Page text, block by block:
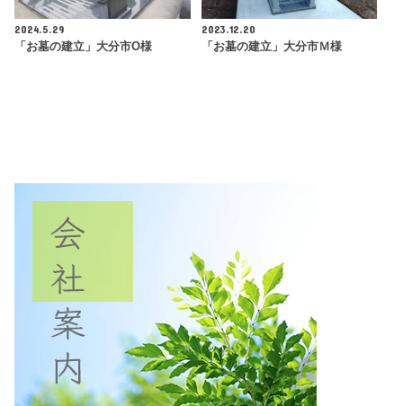
2024.5.29
「お墓の建立」大分市O様
2023.12.20
「お墓の建立」大分市Ｍ様